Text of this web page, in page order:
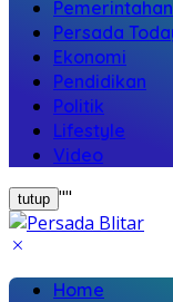
Pemerintahan
Persada
Ekonomi
Pendidikan
Politik
Lifestyle
Video
tutup ""
Home